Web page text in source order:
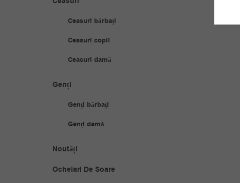
Ceasuri bărbați
Ceasuri copii
Ceasuri damă
Genți
Genți bărbați
Genți damă
Noutăți
Ochelari De Soare